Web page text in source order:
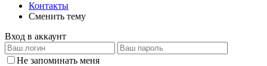
Контакты
Сменить тему
Вход в аккаунт
Не запоминать меня